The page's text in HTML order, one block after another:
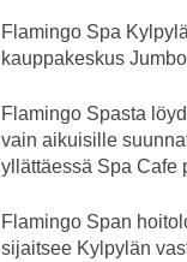
Flamingo Spa
kauppakeskus
Flamingo Spasta
vain aikuisille
yllättäessä Spa Cafe
Flamingo Span
sijaitsee Kylpylän